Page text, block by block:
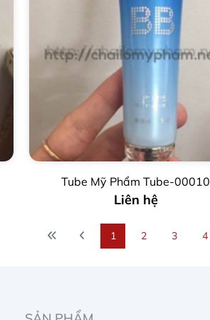
Tube Mỹ Phẩm Tube-00010
Liên hệ
1 2 3 4